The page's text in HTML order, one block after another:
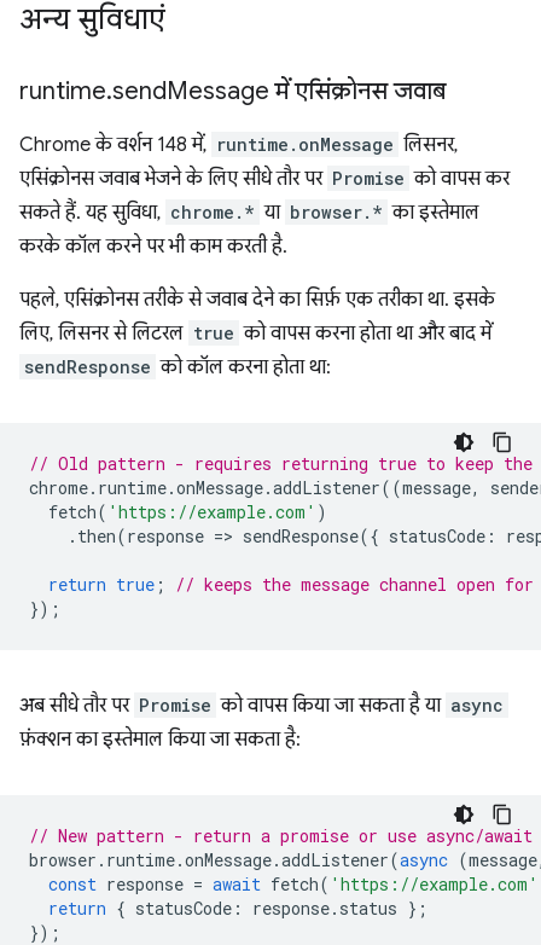
अन्य सुविधाएं
runtime.sendMessage में एसिंक्रोनस जवाब
Chrome के वर्शन 148 में, runtime.onMessage लिसनर,
एसिंक्रोनस जवाब भेजने के लिए सीधे तौर पर Promise को वापस कर
सकते हैं. यह सुविधा, chrome.* या browser.* का इस्तेमाल
करके कॉल करने पर भी काम करती है.
पहले, एसिंक्रोनस तरीके से जवाब देने का सिर्फ़ एक तरीका था. इसके
लिए, लिसनर से लिटरल true को वापस करना होता था और बाद में
sendResponse को कॉल करना होता था:
// Old pattern - requires returning true to keep the
chrome. runtime.onMessage.addListener((message,
fetch( 'https://example.com' )
. then(response => sendResponse({ statusCode :
return true ;
// keeps the message channel open for
});
अब सीधे तौर पर Promise को वापस किया जा सकता है या async
फ़ंक्शन का इस्तेमाल किया जा सकता है:
// New pattern - return a promise or use async/await
browser . runtime.onMessage.addListener(async (message
const response = await fetch( 'https://example.com'
return { statusCode : response. status };
});